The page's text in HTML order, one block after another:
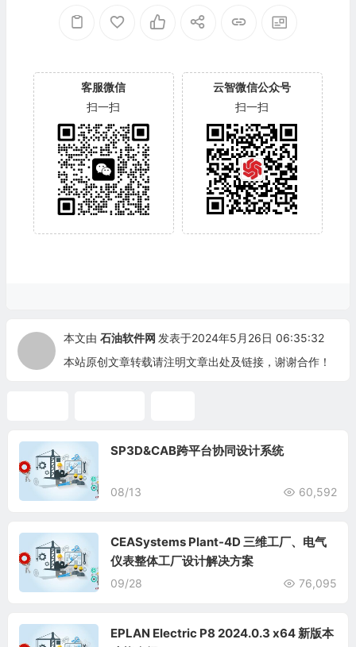
客服微信
扫一扫
云智微信公众号
扫一扫
本文由 石油软件网 发表于2024年5月26日 06:35:32
本站原创文章转载请注明文章出处及链接，谢谢合作！
SP3D&CAB跨平台协同设计系统
08/13 60,592
CEASystems Plant-4D 三维工厂、电气
仪表整体工厂设计解决方案
09/28 76,095
EPLAN Electric P8 2024.0.3 x64 新版本